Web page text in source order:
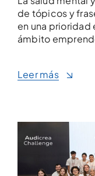
de tópicos y
en una prioridad
ámbito
Leer más